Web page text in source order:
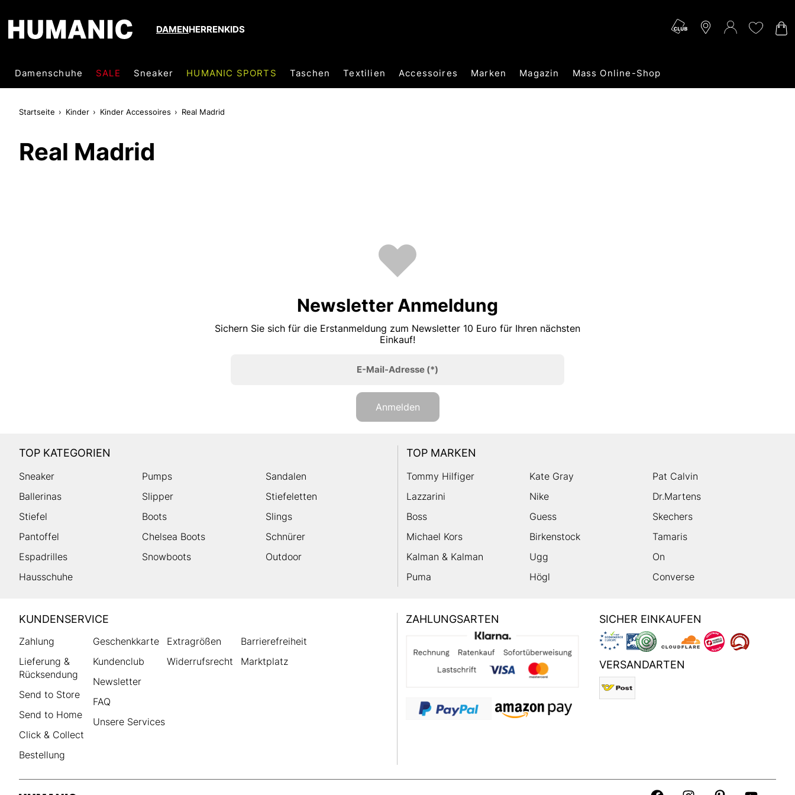
DAMENHERRENKIDS
Damenschuhe SALE Sneaker HUMANIC SPORTS Taschen Textilien Accessoires Marken Magazin Mass Online-Shop
Startseite Kinder Kinder Accessoires Real Madrid
Real Madrid
Newsletter Anmeldung
Sichern Sie sich für die Erstanmeldung zum Newsletter 10 Euro für Ihren nächsten
Einkauf!
E-Mail-Adresse(*)
Anmelden
TOP KATEGORIEN
Sneaker Pumps
Sandalen
Ballerinas
Slipper
Stiefeletten
Stiefel
Boots
Slings
Pantoffel
Chelsea Boots
Schnürer
Espadrilles
Snowboots
Outdoor
Hausschuhe
TOP MARKEN
Tommy Hilfiger Kate Gray
Pat Calvin
Lazzarini
Nike
Dr.Martens
Boss
Guess
Skechers
Michael Kors
Birkenstock
Tamaris
Kalman & Kalman
Ugg
On
Puma
Högl Converse
HUMANIC
Footer
KUNDENSERVICE
Zahlung
Lieferung &
Rücksendung
Send to Store
Send to Home
Click & Collect
Bestellung
Geschenkkarte
Kundenclub
Newsletter
FAQ
Unsere Services
Extragrößen
Widerrufsrecht
Barrierefreiheit
Marktplatz
ZAHLUNGSARTEN SICHER EINKAUFEN
VERSANDARTEN